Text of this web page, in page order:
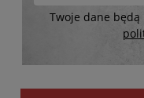
Twoje dane